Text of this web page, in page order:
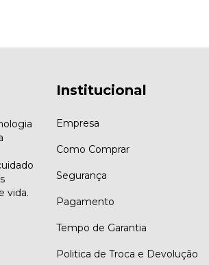
vida.
Institucional
Empresa
Como Comprar
Segurança
Pagamento
Tempo de Garantia
Politica de Troca e Devolução